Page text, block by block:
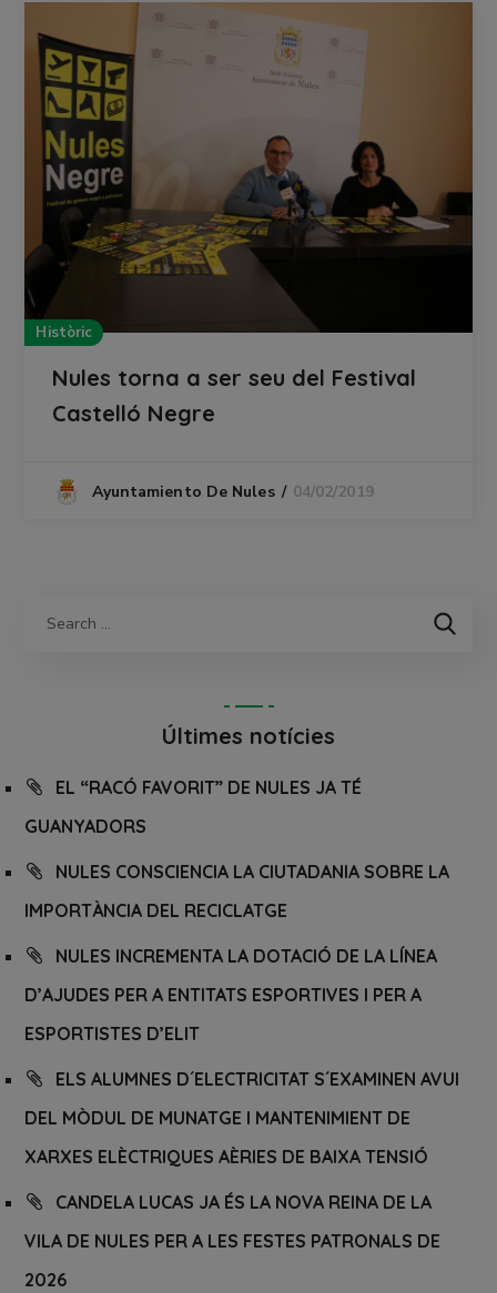
Històric
Nules torna a ser seu del Festival
Castelló Negre
Ayuntamiento De Nules 04/02/2019
Últimes notícies
EL “RACÓ FAVORIT” DE NULES JA TÉ
GUANYADORS
NULES CONSCIENCIA LA CIUTADANIA SOBRE LA
IMPORTÀNCIA DEL RECICLATGE
NULES INCREMENTA LA DOTACIÓ DE LA LÍNEA
D’AJUDES PER A ENTITATS ESPORTIVES I PER A
ESPORTISTES D’ELIT
ELS ALUMNES D´ELECTRICITAT S´EXAMINEN AVUI
DEL MÒDUL DE MUNATGE I MANTENIMIENT DE
XARXES ELÈCTRIQUES AÈRIES DE BAIXA TENSIÓ
CANDELA LUCAS JA ÉS LA NOVA REINA DE LA
VILA DE NULES PER A LES FESTES PATRONALS DE
2026